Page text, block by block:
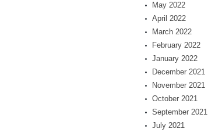
May 2022
April 2022
March 2022
February 2022
January 2022
December 2021
November 2021
October 2021
September 2021
July 2021